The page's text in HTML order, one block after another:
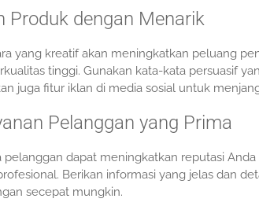
Produk dengan Menarik
yang kreatif akan meningkatkan peluang
tinggi. Gunakan kata-kata persuasif
juga fitur iklan di media sosial untuk
Pelanggan yang Prima
pelanggan dapat meningkatkan reputasi
Berikan informasi yang jelas dan
secepat mungkin.